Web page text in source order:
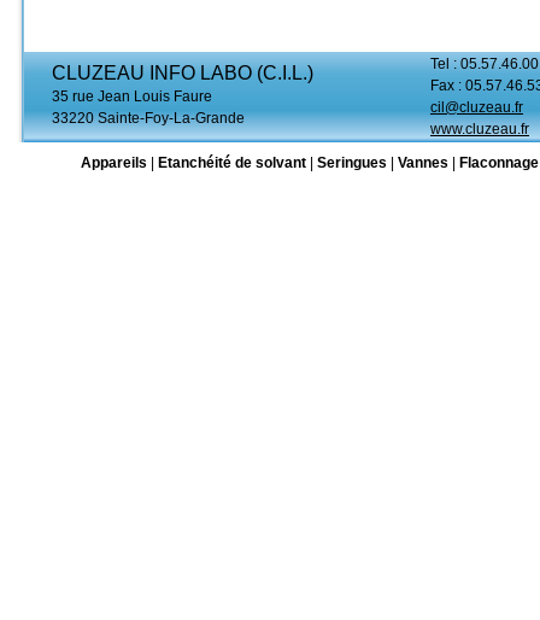
CLUZEAU INFO LABO (C.I.L.)
35 rue Jean Louis Faure
33220 Sainte-Foy-La-Grande
Tel :
Fax :
cil@cluzeau.fr
www.cluzeau.fr
Appareils
Etanchéité de solvant Seringues Vannes Flaconnage